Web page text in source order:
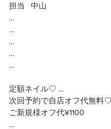
担当   中山
…
…
…
…
…
定額ネイル♡ …
次回予約で自店オフ代無料♡
ご新規様オフ代¥1100
…